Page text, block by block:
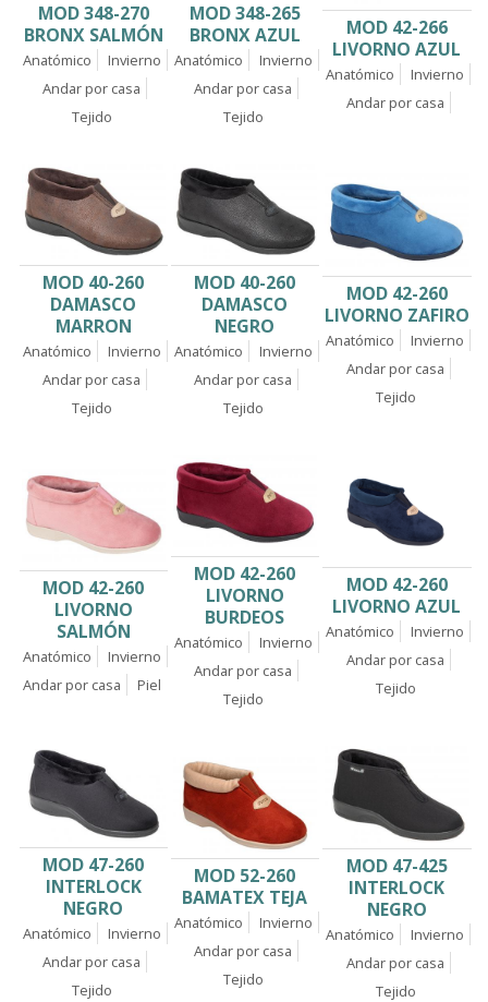
MOD 348-270
BRONX SALMÓN
Anatómico
Invierno
Andar por casa
Tejido
MOD 348-265
BRONX AZUL
Anatómico
Invierno
Andar por casa
Tejido
MOD 42-266
LIVORNO AZUL
Anatómico
Invierno
Andar por casa
MOD 40-260
DAMASCO
MARRON
Anatómico
Invierno
Andar por casa
Tejido
MOD 40-260
DAMASCO
NEGRO
Anatómico
Invierno
Andar por casa
Tejido
MOD 42-260
LIVORNO ZAFIRO
Anatómico
Invierno
Andar por casa
Tejido
MOD 42-260
LIVORNO
SALMÓN
Anatómico
Invierno
Andar por casa
Piel
MOD 42-260
LIVORNO
BURDEOS
Anatómico
Invierno
Andar por casa
Tejido
MOD 42-260
LIVORNO AZUL
Anatómico
Invierno
Andar por casa
Tejido
MOD 47-260
INTERLOCK
NEGRO
Anatómico
Invierno
Andar por casa
Tejido
MOD 52-260
BAMATEX TEJA
Anatómico
Invierno
Andar por casa
Tejido
MOD 47-425
INTERLOCK
NEGRO
Anatómico
Invierno
Andar por casa
Tejido